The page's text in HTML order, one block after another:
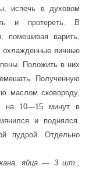
испечь в духовом
и протереть. В
помешивая варить,
охлажденные яичные
Положить в них
Полученную
маслом сковороду,
на 10—15 минут в
и поднялся.
пудрой. Отдельно
яйца — 3 шт.,